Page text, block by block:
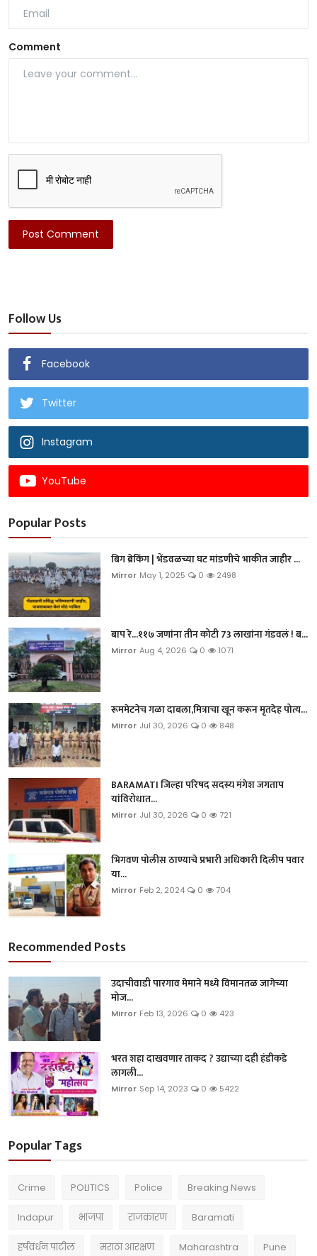
Comment
Post Comment
Follow Us
Facebook
Twitter
Instagram
YouTube
Popular Posts
बिग ब्रेकिंग | भेंडवळच्या घट मांडणीचे भाकीत जाहीर ...
Mirror May 1, 2025 0 2498
बाप रे...११७ जणांना तीन कोटी 73 लाखांना गंडवलं ! ब...
Mirror Aug 4, 2026 0 1071
रूममेटनेच गळा दाबला,मित्राचा खून करून मृतदेह पोत्य...
Mirror Jul 30, 2026 0 848
BARAMATI जिल्हा परिषद सदस्य मंगेश जगताप
यांविरोधात...
Mirror Jul 30, 2026 0 721
भिगवण पोलीस ठाण्याचे प्रभारी अधिकारी दिलीप पवार
या...
Mirror Feb 2, 2024 0 704
Recommended Posts
उदाचीवाडी पारगाव मेमाने मध्ये विमानतळ जागेच्या
मोज...
Mirror Feb 13, 2026 0 423
भरत शहा दाखवणार ताकद ? उद्याच्या दही हंडीकडे
लागली...
Mirror Sep 14, 2023 0 5422
Popular Tags
Crime POLITICS Police Breaking News
Indapur भाजपा राजकारण Baramati
हर्षवर्धन पाटील मराठा आरक्षण Maharashtra Pune